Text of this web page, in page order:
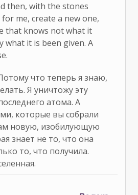
then, with the stones
me, create a new one,
that knows not what it
what it is been given. A
что теперь я знаю,
Я уничтожу эту
атома. А
которые вы собрали
новую, изобилующую
знает не то, что она
то, что получила.